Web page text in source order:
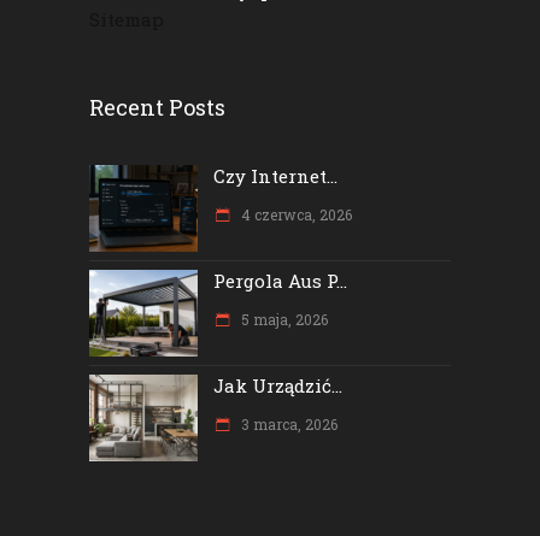
Recent Posts
Czy Internet...
4 czerwca, 2026
Pergola Aus P...
5 maja, 2026
Jak Urządzić...
3 marca, 2026